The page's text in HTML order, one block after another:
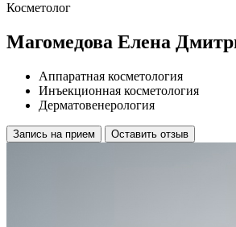
Косметолог
Магомедова Елена
Аппаратная косметология
Инъекционная косметология
Дерматовенерология
Запись на прием Оставить отзыв